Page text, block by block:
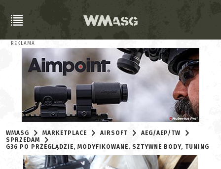
REKLAMA
WMASG MARKETPLACE AIRSOFT
AEG/AEP/TW
SPRZEDAM
G36 PO PRZEGLĄDZIE, MODYFIKOWANE, SZTYWNE BODY, TUNING